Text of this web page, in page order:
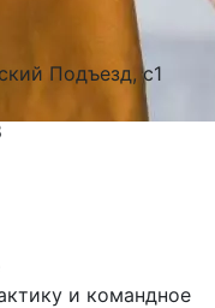
Подъезд, с1
и командное